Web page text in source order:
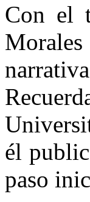
Con el
él
paso